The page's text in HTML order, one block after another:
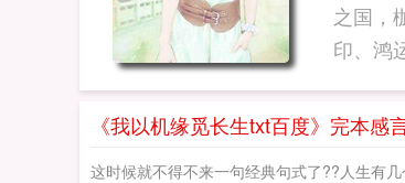
之国，
印、鸿
《我以机缘觅长生txt百度》完本感
这时候就不得不来一句经典句式了??人生有